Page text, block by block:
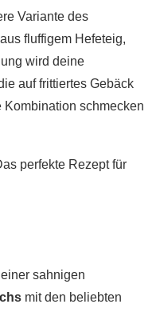
Variante des
fluffigem Hefeteig,
wird deine
auf frittiertes Gebäck
schmecken
sahnigen
mit den beliebten